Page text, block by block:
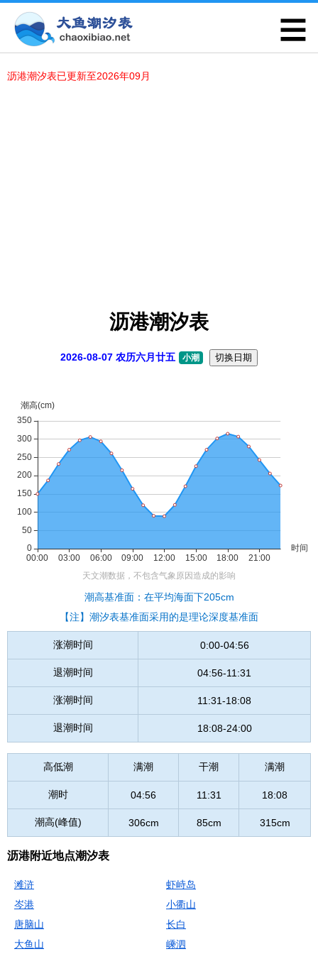
沥港潮汐表已更新至2026年09月
沥港潮汐表
2026-08-07 农历六月廿五 小潮 切换日期
潮高基准面：在平均海面下205cm
【注】潮汐表基准面采用的是理论深度基准面
涨潮时间 0:00-04:56
退潮时间 04:56-11:31
涨潮时间 11:31-18:08
退潮时间 18:08-24:00
高低潮 满潮 干潮 满潮
潮时 04:56 11:31 18:08
潮高(峰值) 306cm 85cm 315cm
沥港附近地点潮汐表
滩浒
虾峙岛
岑港
小衢山
唐脑山
长白
大鱼山
嵊泗